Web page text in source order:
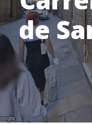
de